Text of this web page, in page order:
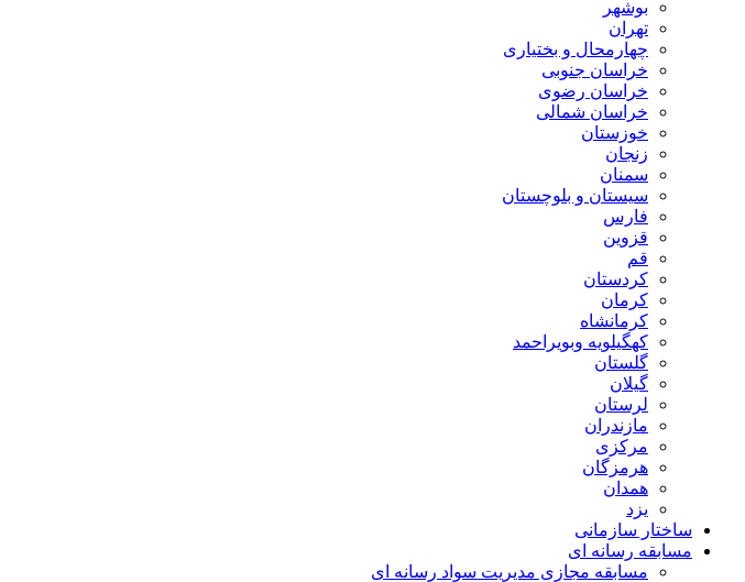
بوشهر
تهران
چهارمحال و بختیاری
خراسان جنوبی
خراسان رضوی
خراسان شمالی
خوزستان
زنجان
سمنان
سیستان و بلوچستان
فارس
قزوین
قم
کردستان
کرمان
کرمانشاه
کهگیلویه وبویراحمد
گلستان
گیلان
لرستان
مازندران
مرکزی
هرمزگان
همدان
یزد
ساختار سازمانی
مسابقه رسانه ای
مسابقه مجازی مدیریت سواد رسانه ای